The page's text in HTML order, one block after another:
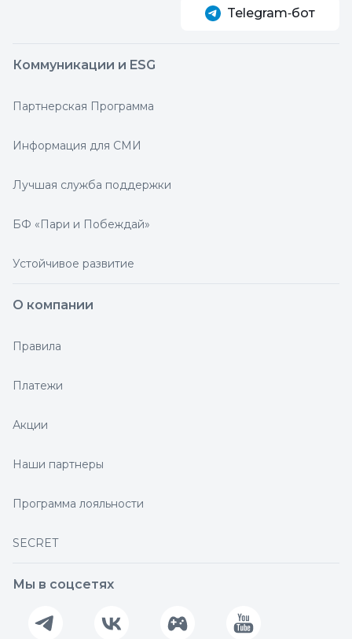
Telegram‑бот
Коммуникации и ESG
Партнерская Программа
Информация для СМИ
Лучшая служба поддержки
БФ «Пари и Побеждай»
Устойчивое развитие
О компании
Правила
Платежи
Акции
Наши партнеры
Программа лояльности
SECRET
Мы в соцсетях